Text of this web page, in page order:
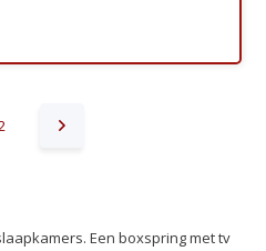
Een boxspring met tv